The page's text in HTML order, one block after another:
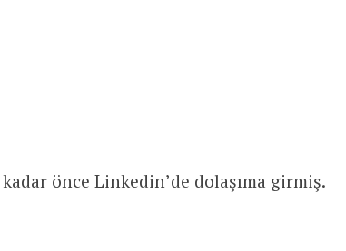
önce Linkedin’de dolaşıma girmiş.